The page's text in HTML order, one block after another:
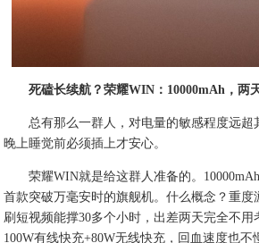
死磕长续航？荣耀WIN：10000mAh，两
总有那么一群人，对电量的敏感程度远超
晚上睡觉前必须插上才安心。
荣耀WIN就是给这群人准备的。
首款突破万毫安时的旗舰机。什么概念？重度
刷短视频能撑30多个小时，出差两天完全不用
100W有线快充+80W无线快充，回血速度也不